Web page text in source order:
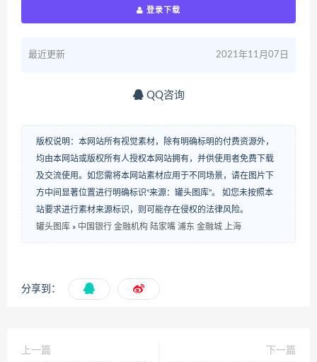
登录下载
最近更新 2021年11月07日
QQ咨询
版权说明：本网站所有视觉素材，除有明确标明的付费资源外，
均由本网站或版权所有人授权本网站拥有，并供使用者免费下载
及交流使用。如您需将本网站素材应用于不同场景，请在图片下
方中间显著位置进行明确标识“来源：罐头图库”。 如您未按照本
站要求进行素材来源标识，则可能存在侵权的法律风险。
罐头图库 » 中国银行 金融机构 陆家嘴 浦东 金融城 上海
分享到：
上一篇
下一篇